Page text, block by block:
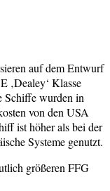
auf dem Entwurf
‚Dealey‘ Klasse
Schiffe wurden in
von den USA
ist höher als bei der
Systeme genutzt.
größeren FFG